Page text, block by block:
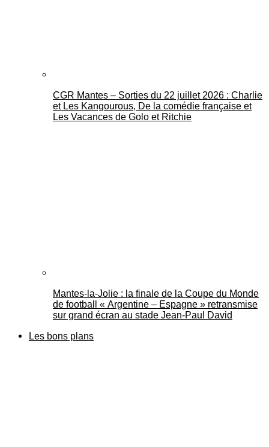
CGR Mantes – Sorties du 22 juillet 2026 : Charlie
et Les Kangourous, De la comédie française et
Les Vacances de Golo et Ritchie
Mantes-la-Jolie : la finale de la Coupe du Monde
de football « Argentine – Espagne » retransmise
sur grand écran au stade Jean-Paul David
Les bons plans